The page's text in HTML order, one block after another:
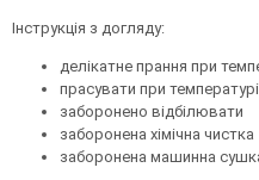
Інструкція з догляду:
делікатне прання при
прасувати при
заборонено відбілювати
заборонена хімічна чистка
заборонена машинна